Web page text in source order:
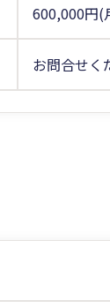
600,000円(
お問合せく